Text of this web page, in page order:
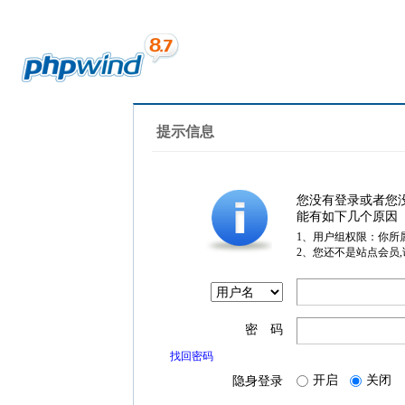
提示信息
您没有登录或者您
能有如下几个原因
1、用户组权限：你所
2、您还不是站点会员
密 码
找回密码
隐身登录 开启 关闭